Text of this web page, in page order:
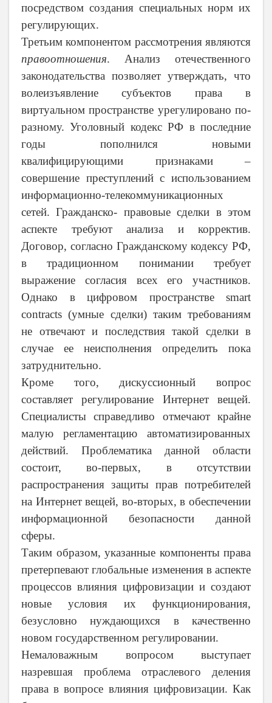
посредством создания специальных норм их
регулирующих.
Третьим компонентом рассмотрения являются
правоотношения. Анализ отечественного
законодательства позволяет утверждать, что
волеизъявление субъектов права в
виртуальном пространстве урегулировано по-
разному. Уголовный кодекс РФ в последние
годы пополнился новыми
квалифицирующими признаками –
совершение преступлений с использованием
информационно-телекоммуникационных
сетей. Гражданско- правовые сделки в этом
аспекте требуют анализа и корректив.
Договор, согласно Гражданскому кодексу РФ,
в традиционном понимании требует
выражение согласия всех его участников.
Однако в цифровом пространстве smart
contracts (умные сделки) таким требованиям
не отвечают и последствия такой сделки в
случае ее неисполнения определить пока
затруднительно.
Кроме того, дискуссионный вопрос
составляет регулирование Интернет вещей.
Специалисты справедливо отмечают крайне
малую регламентацию автоматизированных
действий. Проблематика данной области
состоит, во-первых, в отсутствии
распространения защиты прав потребителей
на Интернет вещей, во-вторых, в обеспечении
информационной безопасности данной
сферы.
Таким образом, указанные компоненты права
претерпевают глобальные изменения в аспекте
процессов влияния цифровизации и создают
новые условия их функционирования,
безусловно нуждающихся в качественно
новом государственном регулировании.
Немаловажным вопросом выступает
назревшая проблема отраслевого деления
права в вопросе влияния цифровизации. Как